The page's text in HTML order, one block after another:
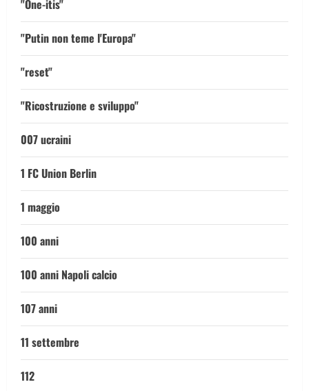
"One-itis"
"Putin non teme l'Europa"
"reset"
"Ricostruzione e sviluppo"
007 ucraini
1 FC Union Berlin
1 maggio
100 anni
100 anni Napoli calcio
107 anni
11 settembre
112